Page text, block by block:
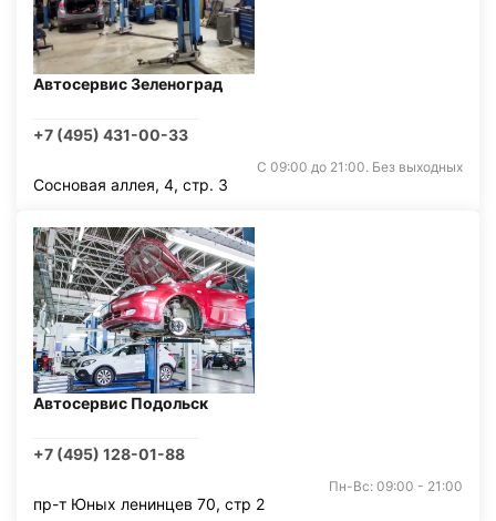
Автосервис Зеленоград
+7 (495) 431-00-33
С 09:00 до 21:00. Без выходных
Сосновая аллея, 4, стр. 3
Автосервис Подольск
+7 (495) 128-01-88
Пн-Вс: 09:00 - 21:00
пр-т Юных ленинцев 70, стр 2